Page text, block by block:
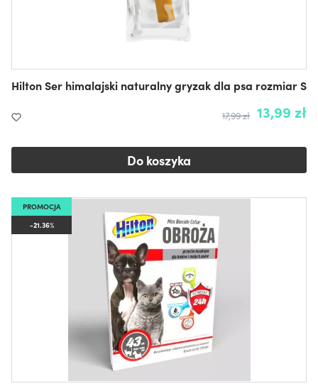
Hilton Ser himalajski naturalny gryzak dla psa rozmiar S
13,99 zł
17,99 zł
Do koszyka
PROMOCJA
-21.36%